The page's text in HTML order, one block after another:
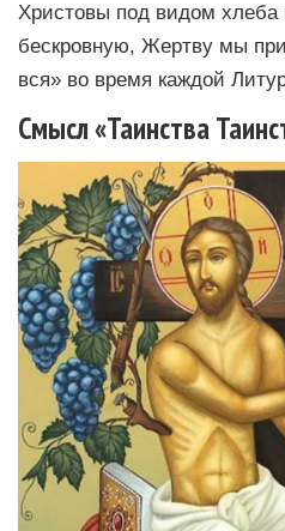
Христовы под видом хлеба
бескровную, Жертву мы
вся» во время каждой
Смысл «Таинства